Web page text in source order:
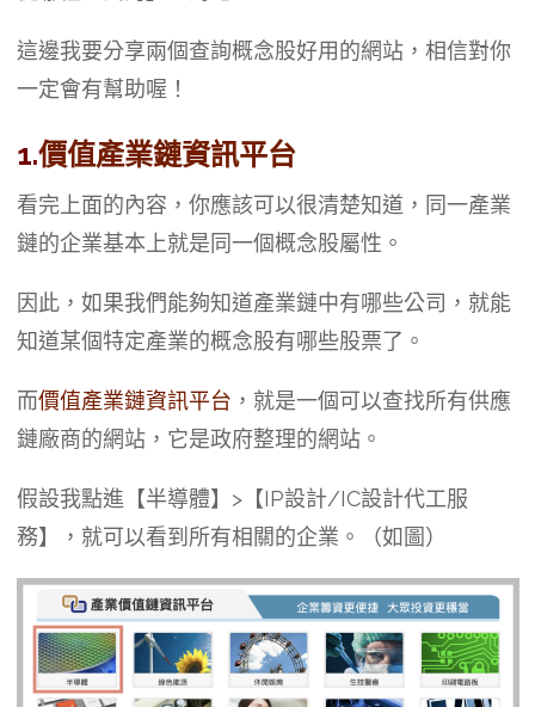
這邊我要分享兩個查詢概念股好用的網站，相信對你
一定會有幫助喔！
1.價值產業鏈資訊平台
看完上面的內容，你應該可以很清楚知道，同一產業
鏈的企業基本上就是同一個概念股屬性。
因此，如果我們能夠知道產業鏈中有哪些公司，就能
知道某個特定產業的概念股有哪些股票了。
而價值產業鏈資訊平台 ，就是一個可以查找所有供應
鏈廠商的網站，它是政府整理的網站。
假設我點進【半導體】>【IP設計/IC設計代工服
務】，就可以看到所有相關的企業。（如圖）